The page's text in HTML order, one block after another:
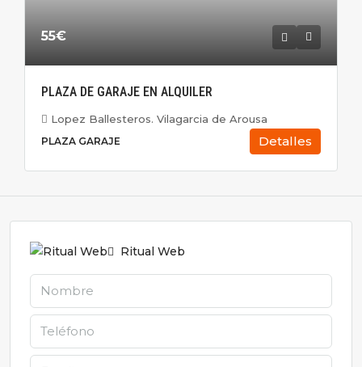
55€
PLAZA DE GARAJE EN ALQUILER
Lopez Ballesteros. Vilagarcia de Arousa
PLAZA GARAJE Detalles
Ritual Web